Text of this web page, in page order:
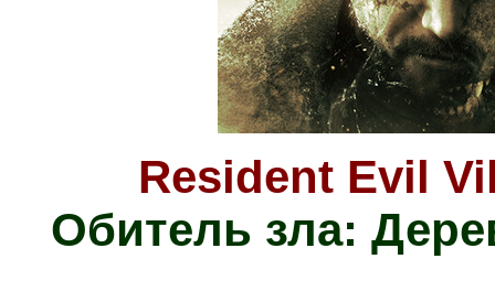
Resident Evil
Обитель зла: